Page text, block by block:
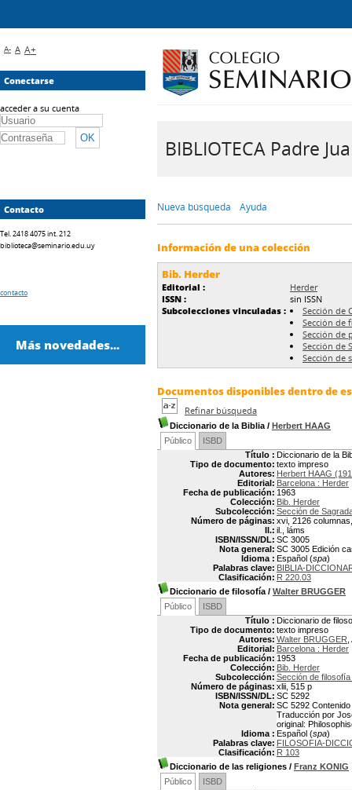
BIBLIOTECA Padre
Nueva búsqueda Ayuda
Información de una colección
Bib. Herder
Editorial :
Herder
ISSN :
sin ISSN
Subcolecciones vinculadas :
Sección de
Sección de
Sección de
Sección de
Sección de
Documentos disponibles dentro de
Refinar búsqueda
Diccionario de la Biblia / Herbert HAAG
Público
ISBD
Título : Diccionario de la
Tipo de documento: texto impreso
Autores: Herbert HAAG
Editorial: Barcelona : Herder
Fecha de publicación: 1963
Colección: Bib. Herder
Subcolección: Sección de
Número de páginas: xvi, 2126
Il.: il., láms
ISBN/ISSN/DL: SC 3005
Nota general: SC 3005 Edición
Idioma : Español (spa)
Palabras clave: BIBLIA-
Clasificación: R 220.03
Diccionario de filosofía / Walter BRUGGER
Público
ISBD
Título : Diccionario de
Tipo de documento: texto impreso
Autores: Walter BRUGGER
Editorial: Barcelona : Herder
Fecha de publicación: 1953
Colección: Bib. Herder
Subcolección: Sección de
Número de páginas: xlii, 515 p
ISBN/ISSN/DL: SC 5292
Nota general: SC 5292
Traducción por
original:
Idioma : Español (spa)
Palabras clave: FILOSOFIA-
Clasificación: R 103
Diccionario de las religiones / Franz KONIG
Público
ISBD
A- A A+
Conectarse
acceder a su cuenta
Contacto
Tel. 2418 4075 int. 212
biblioteca@seminario.edu.uy
contacto
Más novedades...